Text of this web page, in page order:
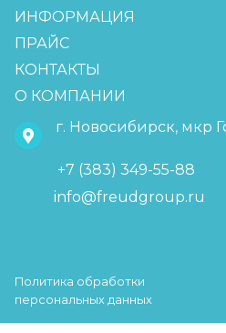
ИНФОРМАЦИЯ
ПРАЙС
КОНТАКТЫ
О КОМПАНИИ
г. Новосибирск, мкр
+7 (383) 349-55-88
info@freudgroup.ru
Политика обработки
персональных данных